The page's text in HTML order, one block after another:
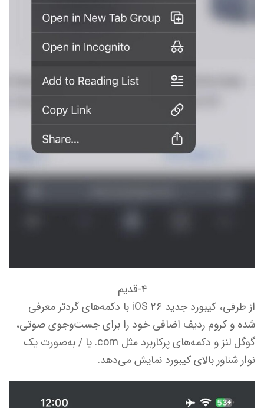
۴-قدیم
از طرفی، کیبورد جدید iOS ۲۶ با دکمه‌های گردتر معرفی
شده و کروم ردیف اضافی خود را برای جست‌وجوی صوتی،
گوگل لنز و دکمه‌های پرکاربرد مثل com. یا / به‌صورت یک
نوار شناور بالای کیبورد نمایش می‌دهد.